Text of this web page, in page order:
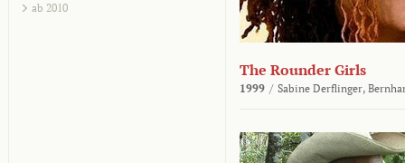
ab 2010
The Rounder Girls
1999 / Sabine Derflinger,